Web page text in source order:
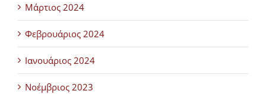
Μάρτιος 2024
Φεβρουάριος 2024
Ιανουάριος 2024
Νοέμβριος 2023